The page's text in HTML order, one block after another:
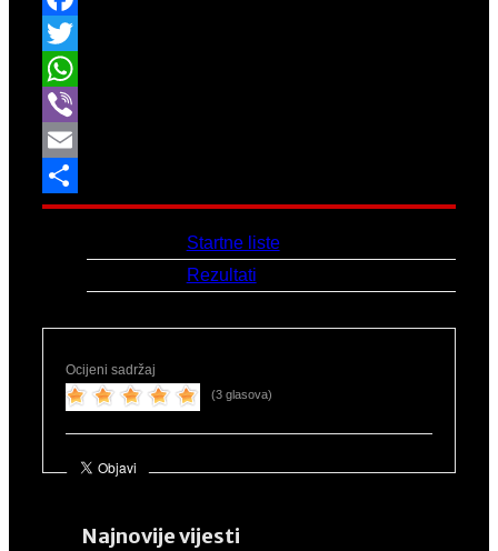
Facebook
Twitter
WhatsApp
Viber
Email
Share
Startne liste
Rezultati
Ocijeni sadržaj
(3 glasova)
Najnovije vijesti